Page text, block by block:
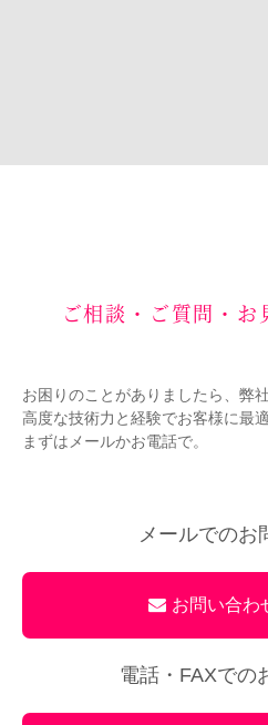
ご相談・ご質問・お
お困りのことがありましたら、弊
高度な技術力と経験でお客様に最
まずはメールかお電話で。
メールでのお
お問い合わ
電話・FAXでの